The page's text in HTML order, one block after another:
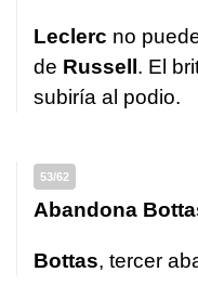
Leclerc no
de Russell. El
subiría al podio.
53/62
Abandona
Bottas, tercer